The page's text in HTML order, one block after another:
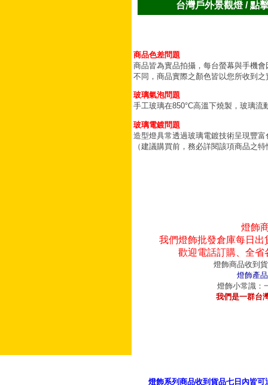
台灣戶外景觀燈 / 點
商品色差問題
商品皆為實品拍攝，每台螢幕與手機
不同，商品實際之顏色皆以您所收到之
玻璃氣泡問題
手工玻璃在850°C高溫下燒製，玻璃
玻璃電鍍問題
造型燈具常透過玻璃電鍍技術呈現豐
（建議購買前，務必詳閱該項商品之
燈飾
我們燈飾批發倉庫每日
歡迎電話訂購、全
燈飾商品收到
燈飾產
燈飾小常識：
我們是一群台
燈飾系列商品收到貨品七日內皆